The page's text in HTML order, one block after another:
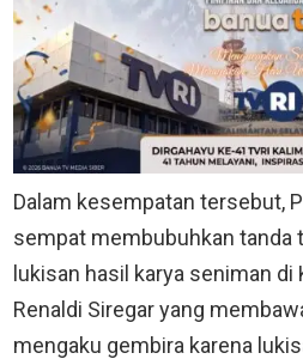
Dalam kesempatan tersebut,
sempat membubuhkan tanda
lukisan hasil karya seniman di
Renaldi Siregar yang
mengaku gembira karena